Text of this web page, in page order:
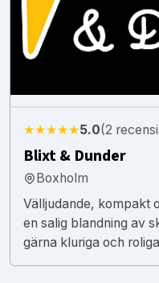
★★★★★5.0(2
Blixt & Dunder
Boxholm
Välljudande, kompakt
en salig blandning av
gärna kluriga och